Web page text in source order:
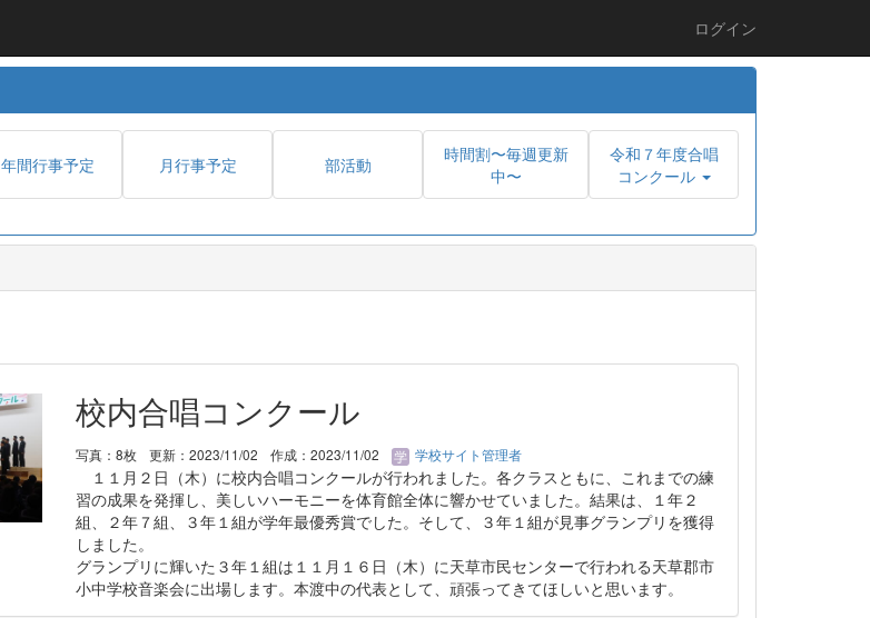
ログイン
年間行事予定 月行事予定 部活動
時間割〜毎週更新
中〜
令和７年度合唱
コンクール
校内合唱コンクール
写真：8枚 更新：2023/11/02 作成：2023/11/02 学校サイト管理者
１１月２日（木）に校内合唱コンクールが行われました。各クラスともに、これまでの練
習の成果を発揮し、美しいハーモニーを体育館全体に響かせていました。結果は、１年２
組、２年７組、３年１組が学年最優秀賞でした。そして、３年１組が見事グランプリを獲得
しました。
グランプリに輝いた３年１組は１１月１６日（木）に天草市民センターで行われる天草郡市
小中学校音楽会に出場します。本渡中の代表として、頑張ってきてほしいと思います。